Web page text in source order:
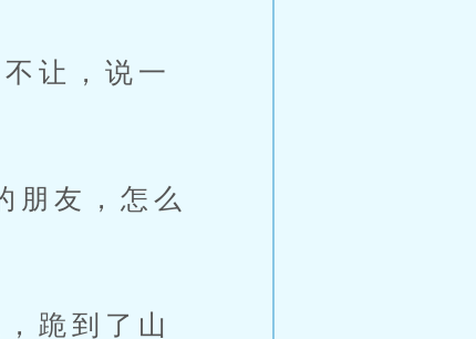
让，说一
友，怎么
跪到了山